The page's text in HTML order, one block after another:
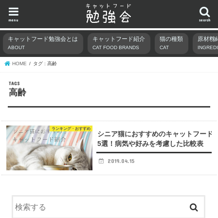
search
menu
キャットフード勉強会とは
ABOUT
キャットフード紹介
CAT FOOD BRANDS
猫の種類
CAT
原材料
HOME タグ : 高齢
高齢
ランキング・おすすめ
シニア猫におすすめのキャットフード
5選！病気や好みを考慮した比較表
2019.04.15